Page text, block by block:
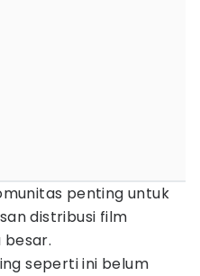
penting untuk
distribusi film
seperti ini belum